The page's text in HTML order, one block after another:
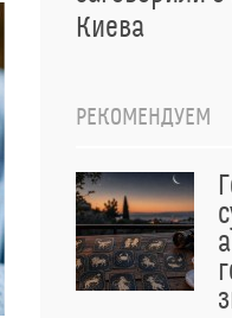
Киева
РЕКОМЕНДУЕМ